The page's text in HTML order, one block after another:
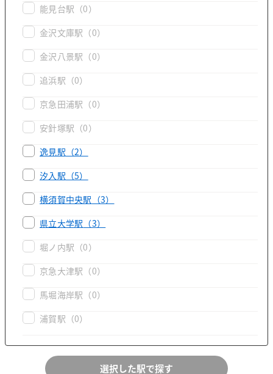
能見台駅 （0）
金沢文庫駅 （0）
金沢八景駅 （0）
追浜駅 （0）
京急田浦駅 （0）
安針塚駅 （0）
逸見駅 （2）
汐入駅 （5）
横須賀中央駅 （3）
県立大学駅 （3）
堀ノ内駅 （0）
京急大津駅 （0）
馬堀海岸駅 （0）
浦賀駅 （0）